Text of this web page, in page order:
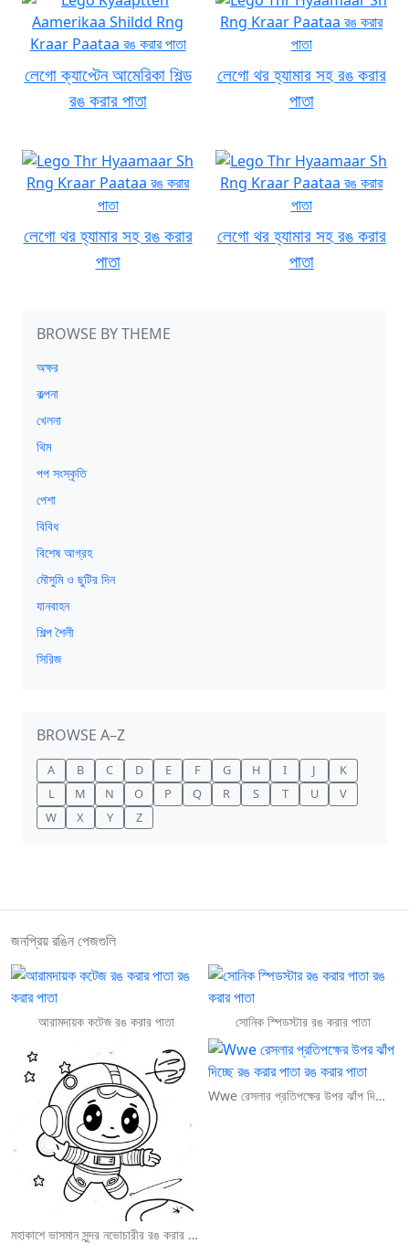
লেগো ক্যাপ্টেন আমেরিকা শিল্ড
রঙ করার পাতা
লেগো থর হ্যামার সহ রঙ করার
পাতা
লেগো থর হ্যামার সহ রঙ করার
পাতা
লেগো থর হ্যামার সহ রঙ করার
পাতা
BROWSE BY THEME
অক্ষর
কল্পনা
খেলনা
থিম
পপ সংস্কৃতি
পেশা
বিবিধ
বিশেষ আগ্রহ
মৌসুমি ও ছুটির দিন
যানবাহন
শিল্প শৈলী
সিরিজ
BROWSE A–Z
A B C D E F G H I J
K
L
M N O P Q R S T U
V
W
X Y Z
জনপ্রিয় রঙিন পেজগুলি
আরামদায়ক কটেজ রঙ করার পাতা সোনিক স্পিডস্টার রঙ করার পাতা
মহাকাশে ভাসমান সুন্দর নভোচারীর রঙ করার পাতা
Wwe রেসলার প্রতিপক্ষের উপর ঝাঁপ দিচ্ছে রঙ করার পাতা